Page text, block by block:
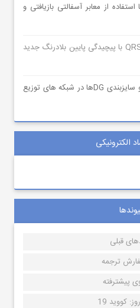
از معابر آسفالتی بازیافتی و
دانلود مقاله آشکارساز مختلط QRS با پیچیدگی پایین بلادرنگ جدید
دانلود مقاله جایابی چندهدفه و سایزبندی DGها در شبکه های توزیع
الکترونیکی
قبلی
ترجمه
پیشترفته
کووید 19